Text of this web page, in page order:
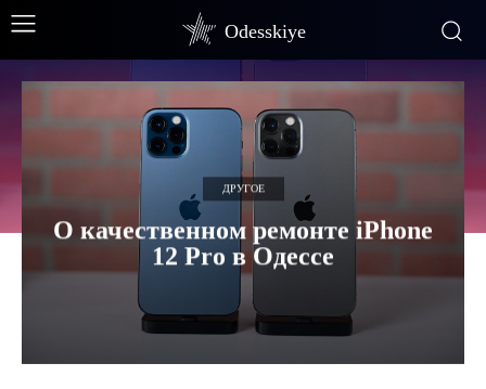
Odesskiye
ДРУГОЕ
О качественном ремонте iPhone
12 Pro в Одессе